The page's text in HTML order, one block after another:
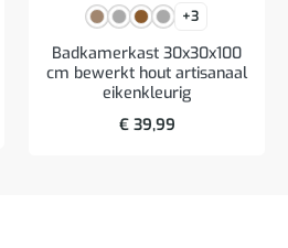
+3
Badkamerkast 30x30x100
cm bewerkt hout artisanaal
eikenkleurig
€39,99